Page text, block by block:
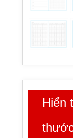
Hiển